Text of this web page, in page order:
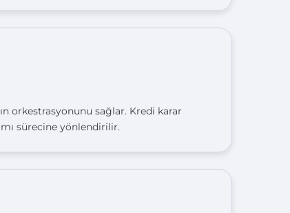
orkestrasyonunu sağlar. Kredi karar
sürecine yönlendirilir.